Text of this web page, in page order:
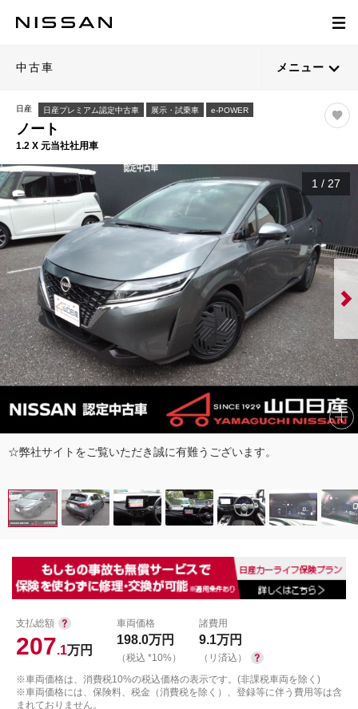
中古車 メニュー
日産 日産プレミアム認定中古車 展示・試乗車 e-POWER
ノート
1.2 X 元当社社用車
1 / 27
☆弊社サイトをご覧いただき誠に有難うございます。
支払総額
207.1万円
車両価格
198.0万円
（税込 *10%）
諸費用
9.1万円
（リ済込）
※車両価格は、消費税10%の税込価格の表示です。(非課税車両を除く)
※車両価格には、保険料、税金（消費税を除く）、登録等に伴う費用等は含
まれておりません。